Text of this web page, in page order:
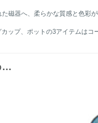
磁器へ、柔らかな質感と色彩が
ップ、ポットの3アイテムは
…